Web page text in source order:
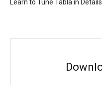
Learn to Tune Tabla in